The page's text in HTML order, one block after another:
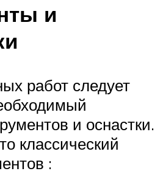
и
работ следует
и оснастки.
классический
: